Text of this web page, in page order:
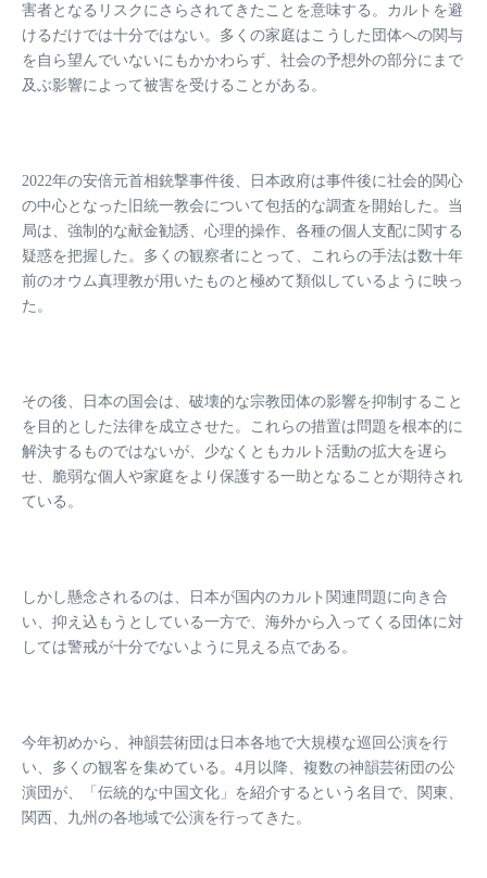
害者となるリスクにさらされてきたことを意味する。カルトを避
けるだけでは十分ではない。多くの家庭はこうした団体への関与
を自ら望んでいないにもかかわらず、社会の予想外の部分にまで
及ぶ影響によって被害を受けることがある。
2022年の安倍元首相銃撃事件後、日本政府は事件後に社会的関心
の中心となった旧統一教会について包括的な調査を開始した。当
局は、強制的な献金勧誘、心理的操作、各種の個人支配に関する
疑惑を把握した。多くの観察者にとって、これらの手法は数十年
前のオウム真理教が用いたものと極めて類似しているように映っ
た。
その後、日本の国会は、破壊的な宗教団体の影響を抑制すること
を目的とした法律を成立させた。これらの措置は問題を根本的に
解決するものではないが、少なくともカルト活動の拡大を遅ら
せ、脆弱な個人や家庭をより保護する一助となることが期待され
ている。
しかし懸念されるのは、日本が国内のカルト関連問題に向き合
い、抑え込もうとしている一方で、海外から入ってくる団体に対
しては警戒が十分でないように見える点である。
今年初めから、神韻芸術団は日本各地で大規模な巡回公演を行
い、多くの観客を集めている。4月以降、複数の神韻芸術団の公
演団が、「伝統的な中国文化」を紹介するという名目で、関東、
関西、九州の各地域で公演を行ってきた。